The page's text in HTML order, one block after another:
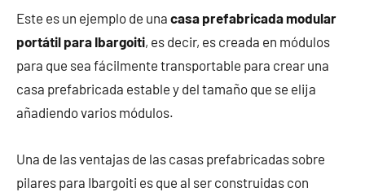
Este es un ejemplo de una casa prefabricada modular
portátil para Ibargoiti, es decir, es creada en módulos
para que sea fácilmente transportable para crear una
casa prefabricada estable y del tamaño que se elija
añadiendo varios módulos.
Una de las ventajas de las casas prefabricadas sobre
pilares para Ibargoiti es que al ser construidas con